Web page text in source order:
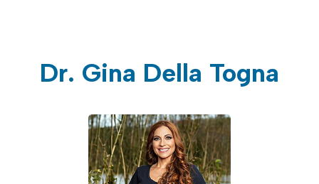
Dr. Gina Della Togna